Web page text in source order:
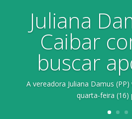
Juliana
Caibar
buscar
A vereadora Juliana Damus
quarta-feira (16)